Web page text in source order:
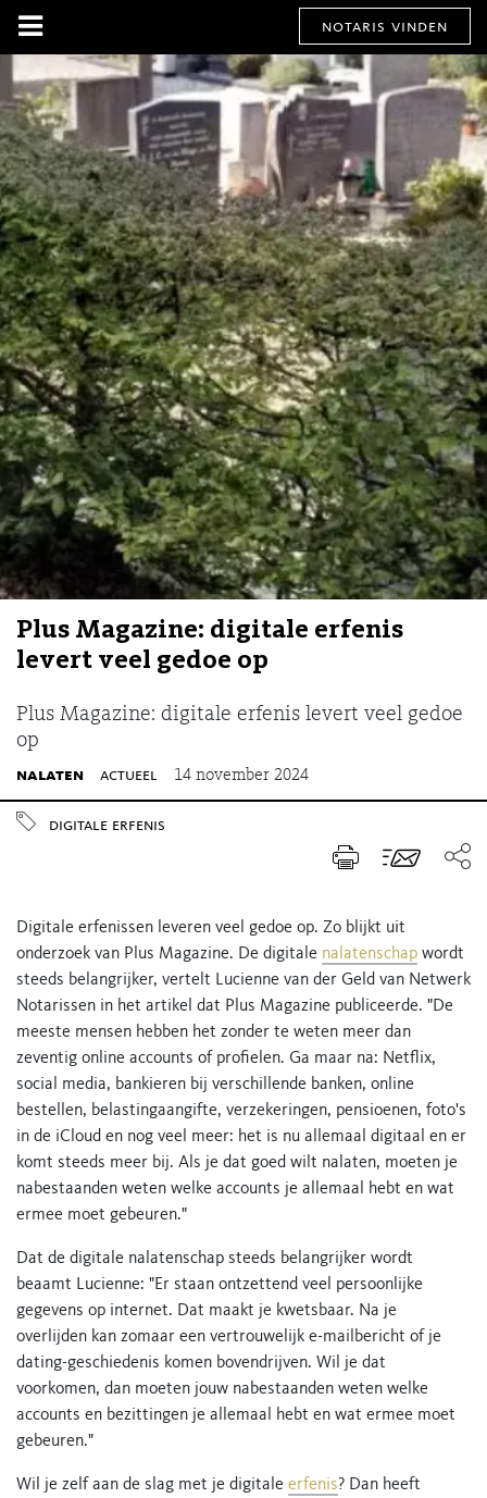
notaris vinden
Plus Magazine: digitale erfenis
levert veel gedoe op
Plus Magazine: digitale erfenis levert veel gedoe
op
nalaten actueel 14 november 2024
digitale erfenis
Digitale erfenissen leveren veel gedoe op. Zo blijkt uit
onderzoek van Plus Magazine. De digitale nalatenschap wordt
steeds belangrijker, vertelt Lucienne van der Geld van Netwerk
Notarissen in het artikel dat Plus Magazine publiceerde. "De
meeste mensen hebben het zonder te weten meer dan
zeventig online accounts of profielen. Ga maar na: Netflix,
social media, bankieren bij verschillende banken, online
bestellen, belastingaangifte, verzekeringen, pensioenen, foto's
in de iCloud en nog veel meer: het is nu allemaal digitaal en er
komt steeds meer bij. Als je dat goed wilt nalaten, moeten je
nabestaanden weten welke accounts je allemaal hebt en wat
ermee moet gebeuren."
Dat de digitale nalatenschap steeds belangrijker wordt
beaamt Lucienne: "Er staan ontzettend veel persoonlijke
gegevens op internet. Dat maakt je kwetsbaar. Na je
overlijden kan zomaar een vertrouwelijk e-mailbericht of je
dating-geschiedenis komen bovendrijven. Wil je dat
voorkomen, dan moeten jouw nabestaanden weten welke
accounts en bezittingen je allemaal hebt en wat ermee moet
gebeuren."
Wil je zelf aan de slag met je digitale erfenis? Dan heeft